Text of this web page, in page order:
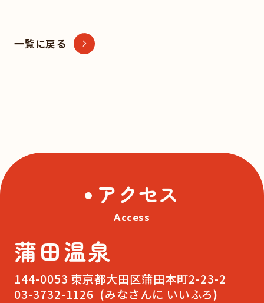
一覧に戻る
アクセス
Access
蒲田温泉
144-0053 東京都大田区蒲田本町2-23-2
03-3732-1126 (みなさんに いいふろ)